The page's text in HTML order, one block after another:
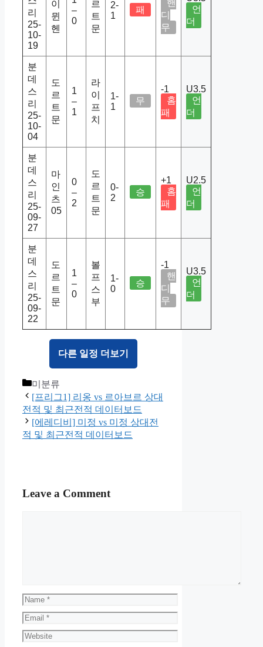
리
25-
10-
19
이
뮌
헨
–
0
르
트
문
2-
1
패
핸
디
무
언
더
분
데
스
리
25-
10-
04
도
르
트
문
1
–
1
라
이
프
치
1-
1
무
-1
홈
패
U3.5
언
더
분
데
스
리
25-
09-
27
마
인
츠
05
0
–
2
도
르
트
문
0-
2
승
+1
홈
패
U2.5
언
더
분
데
스
리
25-
09-
22
도
르
트
문
1
–
0
볼
프
스
부
1-
0
승
-1
핸
디
무
U3.5
언
더
다른 일정 더보기
Categories
미분류
[프리그1] 리옹 vs 르아브르 상대
전적 및 최근전적 데이터보드
[에레디비] 미정 vs 미정 상대전
적 및 최근전적 데이터보드
Leave a Comment
Name
Email
Website